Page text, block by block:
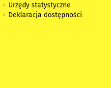
Urzędy statystyczne
Deklaracja dostępności